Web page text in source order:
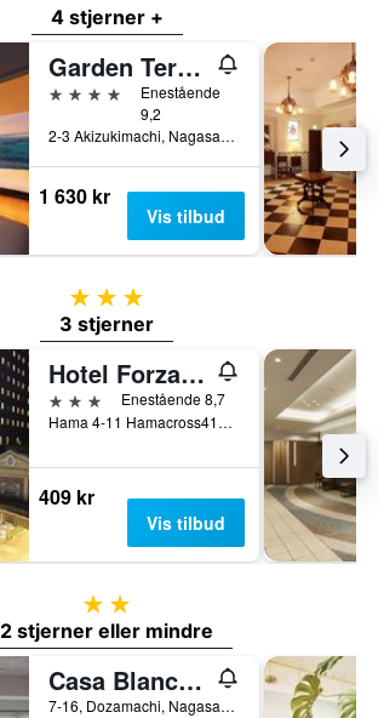
4 stjerner +
Garden Terrace Nagasaki Hotels & Resorts
4 stjerner
Enestående
9,2
2-3 Akizukimachi, Nagasaki, Japan
1 630 kr
Vis tilbud
3 stjerner
3 stjerner
Hotel Forza Nagasaki
3 stjernerEnestående 8,7
Hama 4-11 Hamacross411 4F, Nagasaki, Japan
409 kr
Vis tilbud
2 stjerner
2 stjerner eller mindre
Casa Blanca Guesthouse - Hostel
7-16, Dozamachi, Nagasaki, Japan